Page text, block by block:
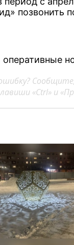
позвонить
«Ctrl» и